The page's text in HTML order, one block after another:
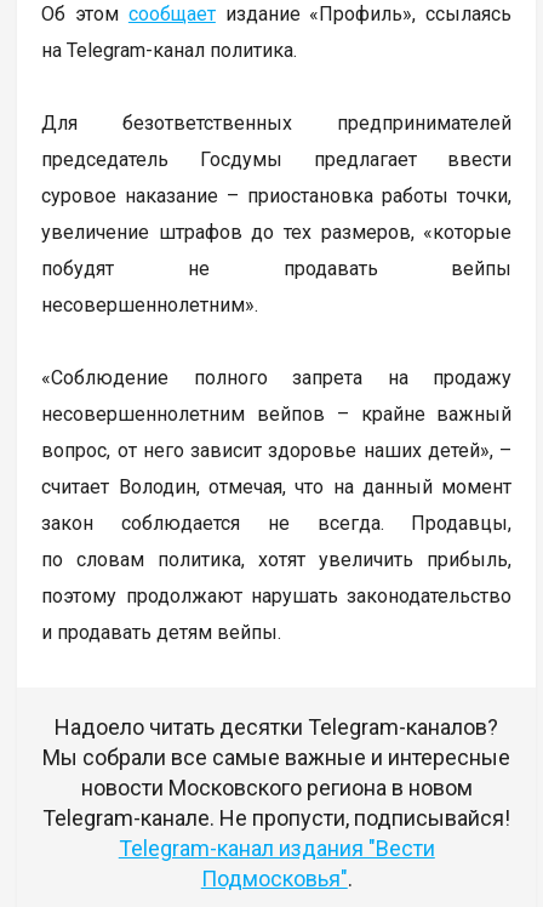
Об этом сообщаетиздание «Профиль», ссылаясь
на Telegram-канал политика.
Для безответственных предпринимателей
председатель Госдумы предлагает ввести
суровое наказание – приостановка работы точки,
увеличение штрафов до тех размеров, «которые
побудят не продавать вейпы
несовершеннолетним».
«Соблюдение полного запрета на продажу
несовершеннолетним вейпов – крайне важный
вопрос, от него зависит здоровье наших детей», –
считает Володин, отмечая, что на данный момент
закон соблюдается не всегда. Продавцы,
по словам политика, хотят увеличить прибыль,
поэтому продолжают нарушать законодательство
и продавать детям вейпы.
Надоело читать десятки Telegram-каналов?
Мы собрали все самые важные и интересные
новости Московского региона в новом
Telegram-канале. Не пропусти, подписывайся!
Telegram-канал издания "Вести
Подмосковья".